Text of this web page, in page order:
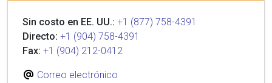
Sin costo en EE. UU.: +1 (877) 758-4391
Directo: +1 (904) 758-4391
Fax: +1 (904) 212-0412
Correo electrónico